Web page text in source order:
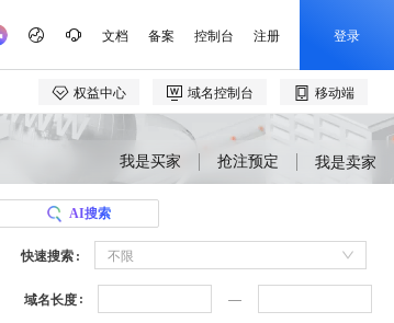
我是买家 抢注预定 我是卖家
AI搜索
快速搜索 不限
域名长度